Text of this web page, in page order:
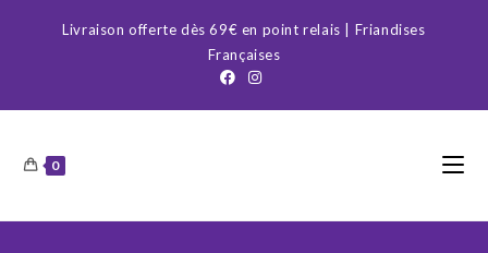
Livraison offerte dès 69€ en point relais | Friandises
Françaises
0